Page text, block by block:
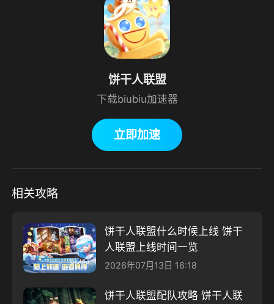
饼干人联盟
下载biubiu加速器
立即加速
相关攻略
饼干人联盟什么时候上线 饼干
人联盟上线时间一览
2026年07月13日 16:18
饼干人联盟配队攻略 饼干人联